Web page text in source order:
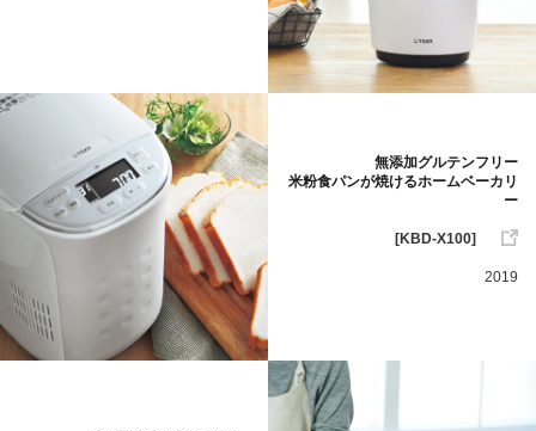
無添加グルテンフリー
米粉食パンが焼けるホームベーカリ
ー
[KBD-X100]
2019